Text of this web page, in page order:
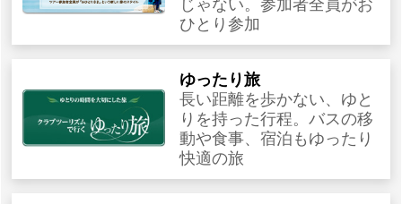
じゃない。参加者全員がお
ひとり参加
ゆったり旅
長い距離を歩かない、ゆと
りを持った行程。バスの移
動や食事、宿泊もゆったり
快適の旅